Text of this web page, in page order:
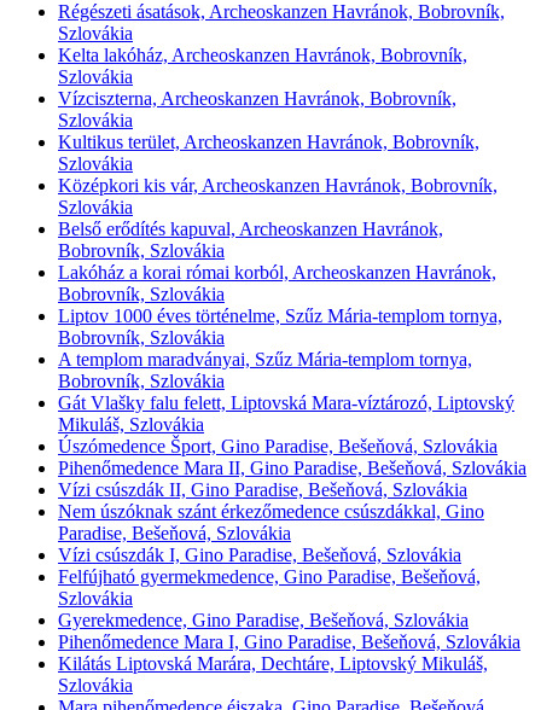
Régészeti ásatások, Archeoskanzen Havránok, Bobrovník,
Szlovákia
Kelta lakóház, Archeoskanzen Havránok, Bobrovník,
Szlovákia
Vízciszterna, Archeoskanzen Havránok, Bobrovník,
Szlovákia
Kultikus terület, Archeoskanzen Havránok, Bobrovník,
Szlovákia
Középkori kis vár, Archeoskanzen Havránok, Bobrovník,
Szlovákia
Belső erődítés kapuval, Archeoskanzen Havránok,
Bobrovník, Szlovákia
Lakóház a korai római korból, Archeoskanzen Havránok,
Bobrovník, Szlovákia
Liptov 1000 éves történelme, Szűz Mária-templom tornya,
Bobrovník, Szlovákia
A templom maradványai, Szűz Mária-templom tornya,
Bobrovník, Szlovákia
Gát Vlašky falu felett, Liptovská Mara-víztározó, Liptovský
Mikuláš, Szlovákia
Úszómedence Šport, Gino Paradise, Bešeňová, Szlovákia
Pihenőmedence Mara II, Gino Paradise, Bešeňová, Szlovákia
Vízi csúszdák II, Gino Paradise, Bešeňová, Szlovákia
Nem úszóknak szánt érkezőmedence csúszdákkal, Gino
Paradise, Bešeňová, Szlovákia
Vízi csúszdák I, Gino Paradise, Bešeňová, Szlovákia
Felfújható gyermekmedence, Gino Paradise, Bešeňová,
Szlovákia
Gyerekmedence, Gino Paradise, Bešeňová, Szlovákia
Pihenőmedence Mara I, Gino Paradise, Bešeňová, Szlovákia
Kilátás Liptovská Marára, Dechtáre, Liptovský Mikuláš,
Szlovákia